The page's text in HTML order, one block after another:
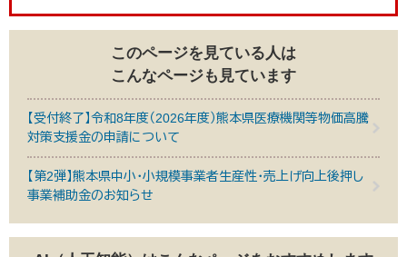
このページを見ている人は
こんなページも見ています
【受付終了】令和8年度（2026年度）熊本県医療機関等物価高騰
対策支援金の申請について
【第2弾】熊本県中小・小規模事業者生産性・売上げ向上後押し
事業補助金のお知らせ